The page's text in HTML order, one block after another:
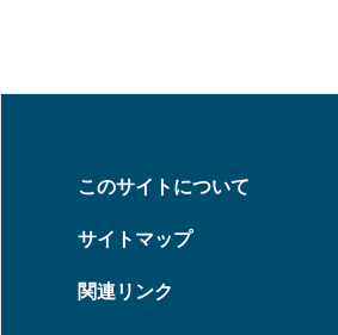
このサイトについて
サイトマップ
関連リンク